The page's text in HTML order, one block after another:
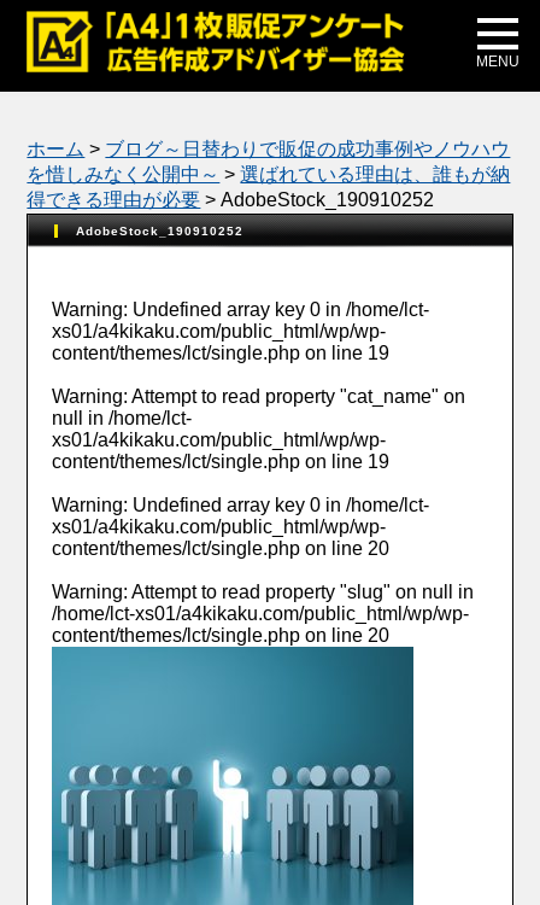
MENU
メディア掲載
公式ブログ
ホーム > ブログ～日替わりで販促の成功事例やノウハウ
を惜しみなく公開中～ >選ばれている理由は、誰もが納
得できる理由が必要 >AdobeStock_190910252
AdobeStock_190910252
Warning: Undefined array key 0 in/home/lct-
xs01/a4kikaku.com/public_html/wp/wp-
content/themes/lct/single.php on line 19
Warning: Attempt to read property "cat_name" on
null in/home/lct-
xs01/a4kikaku.com/public_html/wp/wp-
content/themes/lct/single.php on line 19
Warning: Undefined array key 0 in/home/lct-
xs01/a4kikaku.com/public_html/wp/wp-
content/themes/lct/single.php on line 20
Warning: Attempt to read property "slug" on null in
/home/lct-xs01/a4kikaku.com/public_html/wp/wp-
content/themes/lct/single.php on line 20